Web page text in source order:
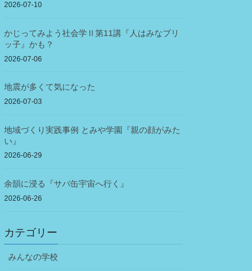
2026-07-10
かじってみよう社会学Ⅱ第11講『人はみなブリ
ッ子』かも？
2026-07-06
地震が多くて気になった
2026-07-03
地域づくり実践事例 とみや学園『親の顔がみた
い』
2026-06-29
余韻に浸る『サバ缶宇宙へ行く』
2026-06-26
カテゴリー
みんなの学校